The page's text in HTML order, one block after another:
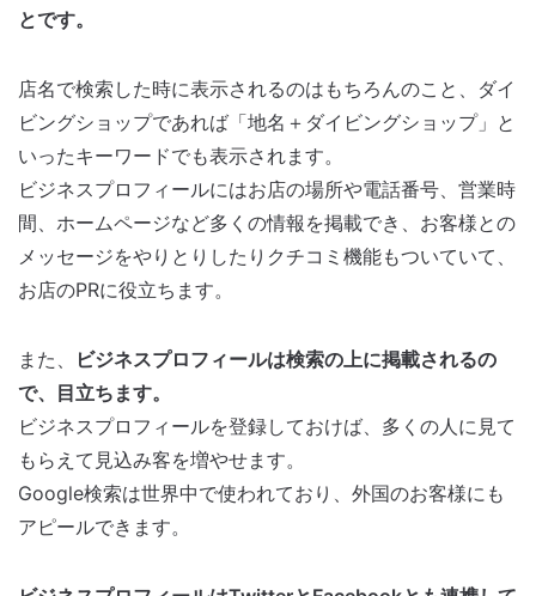
とです。
店名で検索した時に表示されるのはもちろんのこと、ダイ
ビングショップであれば「地名＋ダイビングショップ」と
いったキーワードでも表示されます。
ビジネスプロフィールにはお店の場所や電話番号、営業時
間、ホームページなど多くの情報を掲載でき、お客様との
メッセージをやりとりしたりクチコミ機能もついていて、
お店のPRに役立ちます。
また、
ビジネスプロフィールは検索の上に掲載されるの
で、目立ちます。
ビジネスプロフィールを登録しておけば、多くの人に見て
もらえて見込み客を増やせます。
Google検索は世界中で使われており、外国のお客様にも
アピールできます。